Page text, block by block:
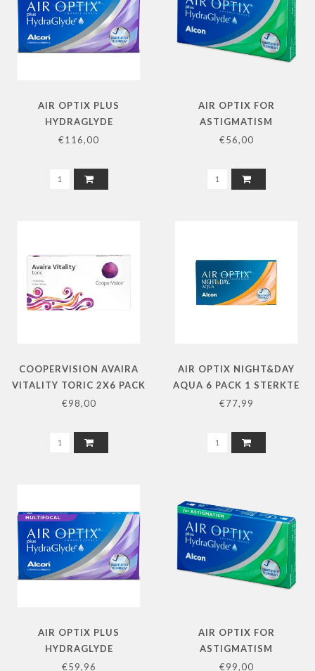
AIR OPTIX PLUS
HYDRAGLYDE
MULTIFOCAL 2X6 PACK
€116,00
AIR OPTIX FOR
ASTIGMATISM
MAANDLENS 2X3 PACK
€56,00
COOPERVISION AVAIRA
VITALITY TORIC 2X6 PACK
L+R
€98,00
AIR OPTIX NIGHT&DAY
AQUA 6 PACK 1 STERKTE
€77,99
AIR OPTIX PLUS
HYDRAGLYDE
MULTIFOCAL 2X3 PACK
€59,96
AIR OPTIX FOR
ASTIGMATISM
MAANDLENS 2X6 PACK
€99,00